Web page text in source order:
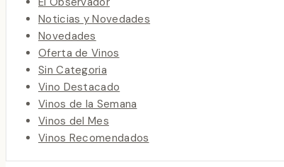
Noticias y Novedades
Novedades
Oferta de Vinos
Sin Categoria
Vino Destacado
Vinos de la Semana
Vinos del Mes
Vinos Recomendados